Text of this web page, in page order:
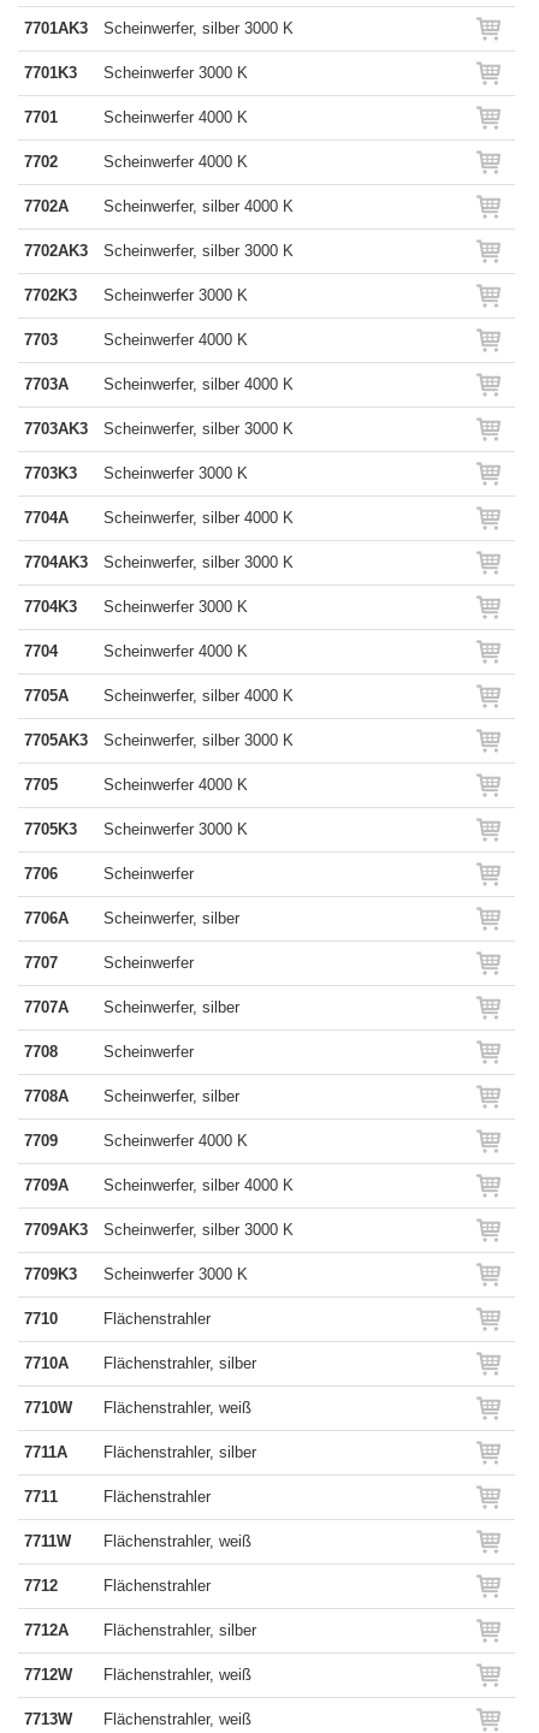
7701AK3 Scheinwerfer, silber 3000 K
7701K3 Scheinwerfer 3000 K
7701 Scheinwerfer 4000 K
7702 Scheinwerfer 4000 K
7702A Scheinwerfer, silber 4000 K
7702AK3 Scheinwerfer, silber 3000 K
7702K3 Scheinwerfer 3000 K
7703 Scheinwerfer 4000 K
7703A Scheinwerfer, silber 4000 K
7703AK3 Scheinwerfer, silber 3000 K
7703K3 Scheinwerfer 3000 K
7704A Scheinwerfer, silber 4000 K
7704AK3 Scheinwerfer, silber 3000 K
7704K3 Scheinwerfer 3000 K
7704 Scheinwerfer 4000 K
7705A Scheinwerfer, silber 4000 K
7705AK3 Scheinwerfer, silber 3000 K
7705 Scheinwerfer 4000 K
7705K3 Scheinwerfer 3000 K
7706 Scheinwerfer
7706A Scheinwerfer, silber
7707 Scheinwerfer
7707A Scheinwerfer, silber
7708 Scheinwerfer
7708A Scheinwerfer, silber
7709 Scheinwerfer 4000 K
7709A Scheinwerfer, silber 4000 K
7709AK3 Scheinwerfer, silber 3000 K
7709K3 Scheinwerfer 3000 K
7710 Flächenstrahler
7710A Flächenstrahler, silber
7710W Flächenstrahler, weiß
7711A Flächenstrahler, silber
7711 Flächenstrahler
7711W Flächenstrahler, weiß
7712 Flächenstrahler
7712A Flächenstrahler, silber
7712W Flächenstrahler, weiß
7713W Flächenstrahler, weiß